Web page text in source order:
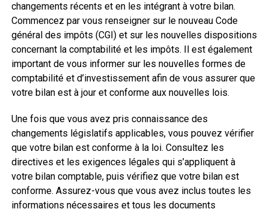
changements récents et en les intégrant à votre bilan.
Commencez par vous renseigner sur le nouveau Code
général des impôts (CGI) et sur les nouvelles dispositions
concernant la comptabilité et les impôts. Il est également
important de vous informer sur les nouvelles formes de
comptabilité et d’investissement afin de vous assurer que
votre bilan est à jour et conforme aux nouvelles lois.
Une fois que vous avez pris connaissance des
changements législatifs applicables, vous pouvez vérifier
que votre bilan est conforme à la loi. Consultez les
directives et les exigences légales qui s’appliquent à
votre bilan comptable, puis vérifiez que votre bilan est
conforme. Assurez-vous que vous avez inclus toutes les
informations nécessaires et tous les documents